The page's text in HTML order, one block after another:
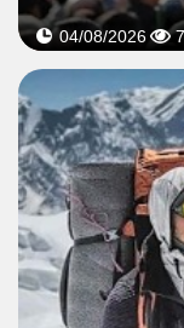
04/08/2026